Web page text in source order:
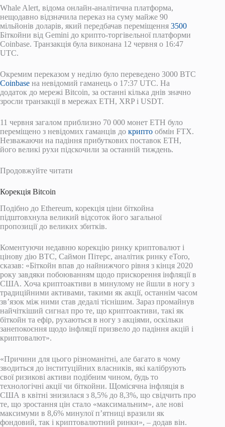
Whale Alert, відома онлайн-аналітична платформа,
нещодавно відзначила переказ на суму майже 90
мільйонів доларів, який передбачав переміщення 3500
Біткойни від Gemini до крипто-торгівельної платформи
Coinbase. Транзакція була виконана 12 червня о 16:47
UTC.
Окремим переказом у неділю було переведено 3000 BTC
Coinbase на невідомий гаманець о 17:37 UTC. На
додаток до мережі Bitcoin, за останні кілька днів значно
зросли транзакції в мережах ETH, XRP і USDT.
11 червня загалом приблизно 70 000 монет ETH було
переміщено з невідомих гаманців до крипто обмін FTX.
Незважаючи на падіння прибуткових поставок ETH,
його великі рухи підскочили за останній тиждень.
Продовжуйте читати
Корекція Bitcoin
Подібно до Ethereum, корекція ціни біткойна
підштовхнула великий відсоток його загальної
пропозиції до великих збитків.
Коментуючи недавню корекцію ринку криптовалют і
цінову дію BTC, Саймон Пітерс, аналітик ринку eToro,
сказав: «Біткойн впав до найнижчого рівня з кінця 2020
року завдяки побоюванням щодо прискорення інфляції в
США. Хоча криптоактиви в минулому не йшли в ногу з
традиційними активами, такими як акції, останнім часом
зв’язок між ними став дедалі тіснішим. Зараз промайнув
найчіткіший сигнал про те, що криптоактиви, такі як
біткойн та ефір, рухаються в ногу з акціями, оскільки
занепокоєння щодо інфляції призвело до падіння акцій і
криптовалют».
«Причини для цього різноманітні, але багато в чому
зводиться до інституційних власників, які калібрують
свої ризикові активи подібним чином, будь то
технологічні акції чи біткойни. Щомісячна інфляція в
США в квітні знизилася з 8,5% до 8,3%, що свідчить про
те, що зростання цін стало «максимальним», але нові
максимуми в 8,6% минулої п’ятниці вразили як
фондовий, так і криптовалютний ринки», – додав він.